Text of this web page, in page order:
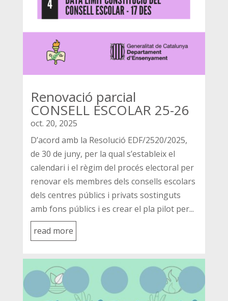
Renovació parcial
CONSELL ESCOLAR 25-26
oct. 20, 2025
D’acord amb la Resolució EDF/2520/2025,
de 30 de juny, per la qual s’estableix el
calendari i el règim del procés electoral per
renovar els membres dels consells escolars
dels centres públics i privats sostinguts
amb fons públics i es crear el pla pilot per...
read more